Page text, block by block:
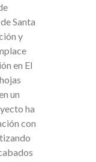
Santa
y
en El
un
ha
con